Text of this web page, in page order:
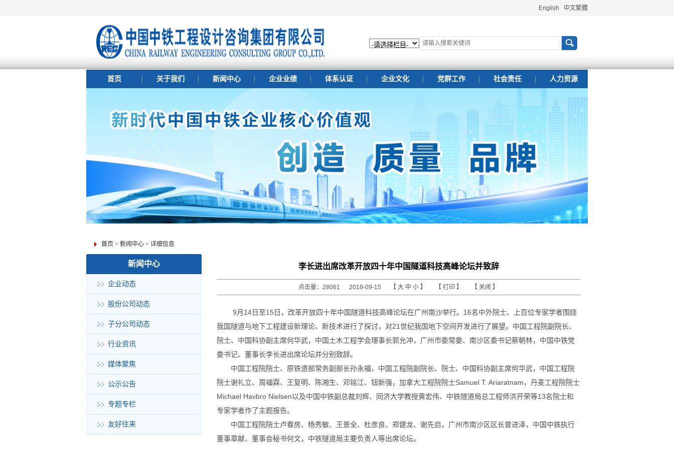
English 中文繁體
首页 关于我们 新闻中心 企业业绩 体系认证 企业文化 党群工作 社会责任 人力资源
首页 > 新闻中心 > 详细信息
新闻中心
企业动态
股份公司动态
子分公司动态
行业资讯
媒体聚焦
公示公告
专题专栏
友好往来
李长进出席改革开放四十年中国隧道科技高峰论坛并致辞
点击量：28061 2018-09-15 【 大 中 小 】 【 打印 】 【 关闭 】
9月14日至15日，改革开放四十年中国隧道科技高峰论坛在广州南沙举行。16名中外院士、上百位专家学者围绕
我国隧道与地下工程建设新理论、新技术进行了探讨，对21世纪我国地下空间开发进行了展望。中国工程院副院长、
院士、中国科协副主席何华武，中国土木工程学会理事长郭允冲，广州市委常委、南沙区委书记蔡朝林，中国中铁党
委书记、董事长李长进出席论坛并分别致辞。
中国工程院院士、原铁道部常务副部长孙永福，中国工程院副院长、院士、中国科协副主席何华武，中国工程院
院士谢礼立、周福霖、王复明、陈湘生、邓铭江、钮新强，加拿大工程院院士Samuel T. Ariaratnam，丹麦工程院院士
Michael Havbro Nielsen以及中国中铁副总裁刘辉、同济大学教授黄宏伟、中铁隧道局总工程师洪开荣等13名院士和
专家学者作了主题报告。
中国工程院院士卢春房、杨秀敏、王景全、杜彦良、郑健龙、谢先启，广州市南沙区区长曾进泽，中国中铁执行
董事章献、董事会秘书何文，中铁隧道局主要负责人等出席论坛。